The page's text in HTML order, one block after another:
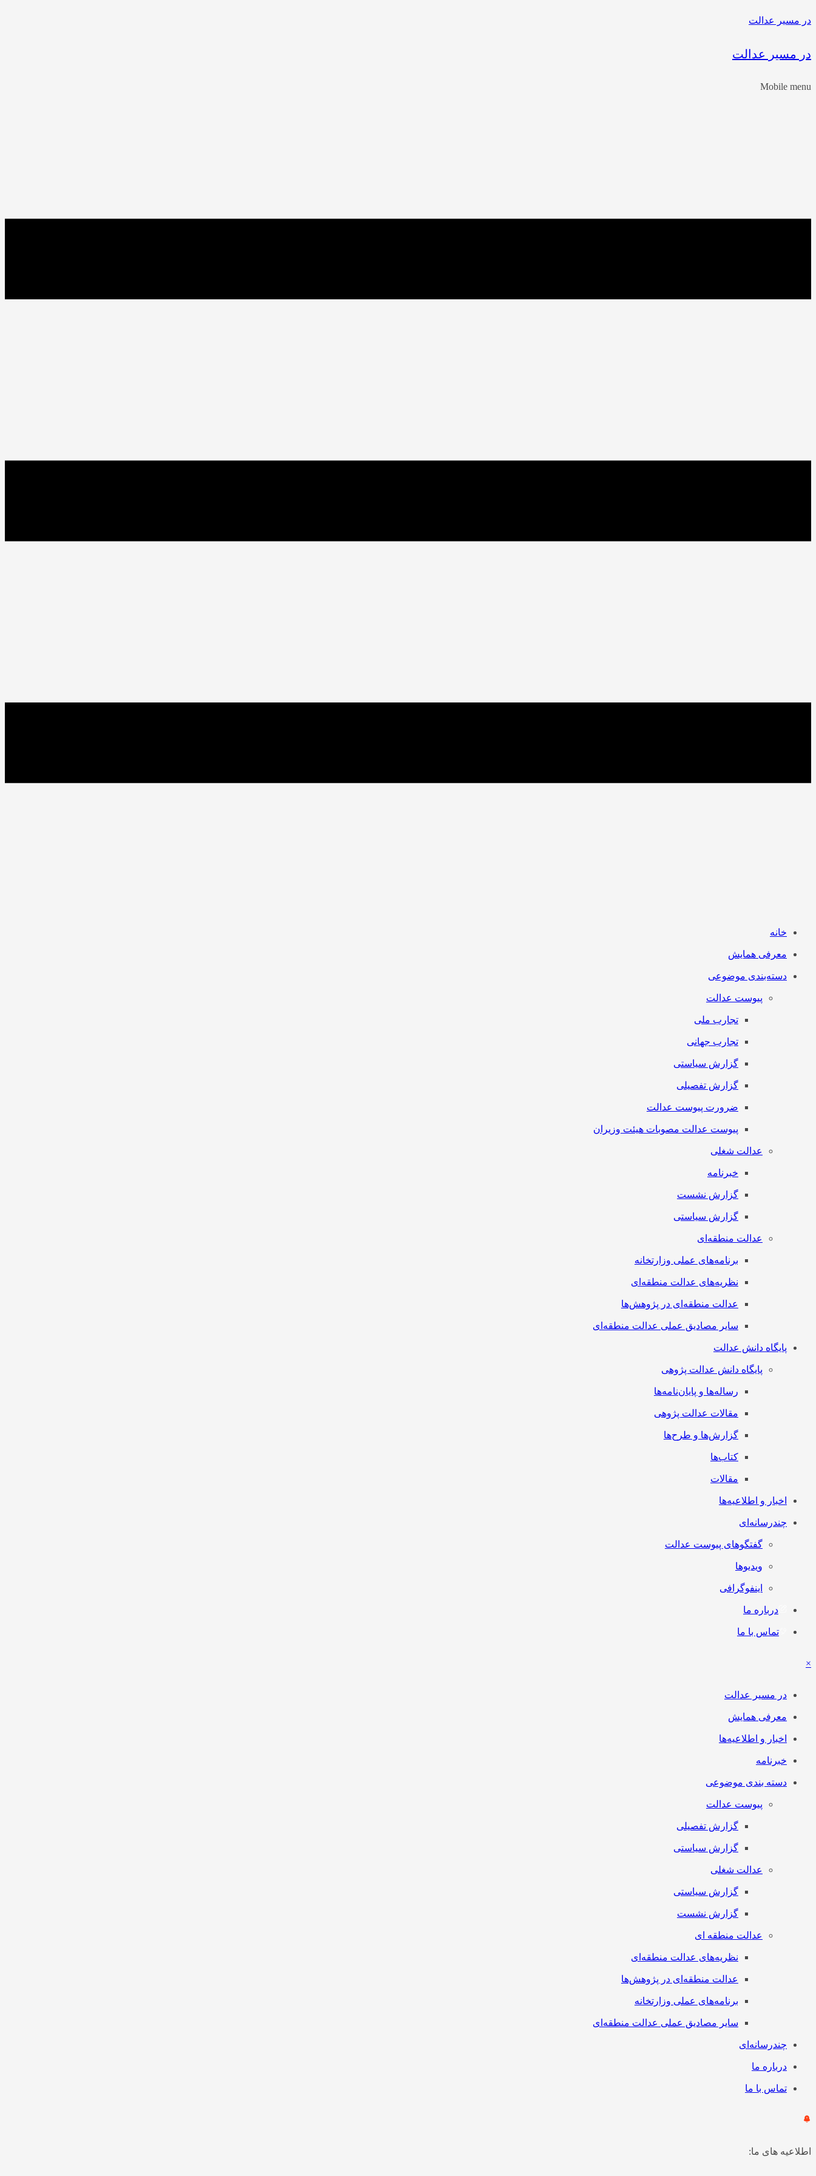
در مسیر عدالت
در مسیر عدالت
Mobile menu
خانه
معرفی همایش
دسته‌بندی موضوعی
پیوست عدالت
تجارب ملی
تجارب جهانی
گزارش سیاستی
گزارش تفصیلی
ضرورت پیوست عدالت
پیوست عدالت مصوبات هیئت وزیران
عدالت شغلی
خبرنامه
گزارش نشست
گزارش سیاستی
عدالت منطقه‌ای
برنامه‌های عملی وزارتخانه
نظریه‌های عدالت منطقه‌ای
عدالت منطقه‌ای در پژوهش‌ها
سایر مصادیق عملی عدالت منطقه‌ای
پایگاه دانش عدالت
پایگاه دانش عدالت پژوهی
رساله‌ها و پایان‌نامه‌ها
مقالات عدالت پژوهی
گزارش‌ها و طرح‌ها
کتاب‌ها
مقالات
اخبار و اطلاعیه‌ها
چندرسانه‌ای
گفتگوهای پیوست عدالت
ویدیوها
اینفوگرافی
درباره ما
تماس با ما
×
در مسیر عدالت
معرفی همایش
اخبار و اطلاعیه‌ها
خبرنامه
دسته بندی موضوعی
پیوست عدالت
گزارش تفصیلی
گزارش سیاستی
عدالت شغلی
گزارش سیاستی
گزارش نشست
عدالت منطقه ای
نظریه‌های عدالت منطقه‌ای
عدالت منطقه‌ای در پژوهش‌ها
برنامه‌های عملی وزارتخانه
سایر مصادیق عملی عدالت منطقه‌ای
چندرسانه‌ای
درباره ما
تماس با ما
اطلاعیه های ما: